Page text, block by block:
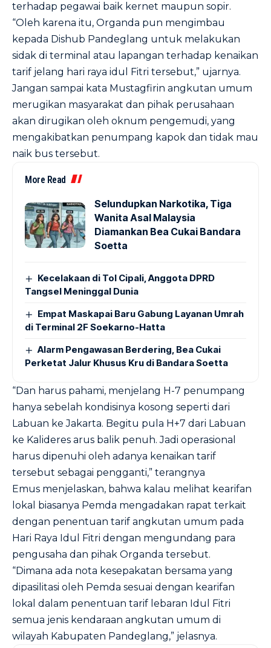
terhadap pegawai baik kernet maupun sopir.
“Oleh karena itu, Organda pun mengimbau
kepada Dishub Pandeglang untuk melakukan
sidak di terminal atau lapangan terhadap kenaikan
tarif jelang hari raya idul Fitri tersebut,” ujarnya.
Jangan sampai kata Mustagfirin angkutan umum
merugikan masyarakat dan pihak perusahaan
akan dirugikan oleh oknum pengemudi, yang
mengakibatkan penumpang kapok dan tidak mau
naik bus tersebut.
More Read
Selundupkan Narkotika, Tiga
Wanita Asal Malaysia
Diamankan Bea Cukai Bandara
Soetta
Kecelakaan di Tol Cipali, Anggota DPRD
Tangsel Meninggal Dunia
Empat Maskapai Baru Gabung Layanan Umrah
di Terminal 2F Soekarno-Hatta
Alarm Pengawasan Berdering, Bea Cukai
Perketat Jalur Khusus Kru di Bandara Soetta
“Dan harus pahami, menjelang H-7 penumpang
hanya sebelah kondisinya kosong seperti dari
Labuan ke Jakarta. Begitu pula H+7 dari Labuan
ke Kalideres arus balik penuh. Jadi operasional
harus dipenuhi oleh adanya kenaikan tarif
tersebut sebagai pengganti,” terangnya
Emus menjelaskan, bahwa kalau melihat kearifan
lokal biasanya Pemda mengadakan rapat terkait
dengan penentuan tarif angkutan umum pada
Hari Raya Idul Fitri dengan mengundang para
pengusaha dan pihak Organda tersebut.
“Dimana ada nota kesepakatan bersama yang
dipasilitasi oleh Pemda sesuai dengan kearifan
lokal dalam penentuan tarif lebaran Idul Fitri
semua jenis kendaraan angkutan umum di
wilayah Kabupaten Pandeglang,” jelasnya.